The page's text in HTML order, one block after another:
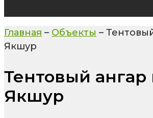
Главная – Объекты –
Якшур
Тентовый ангар
Якшур